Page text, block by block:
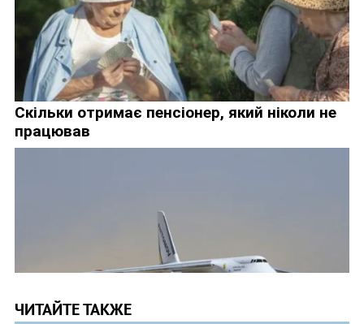
ЧИТАЙТЕ ТАКЖЕ